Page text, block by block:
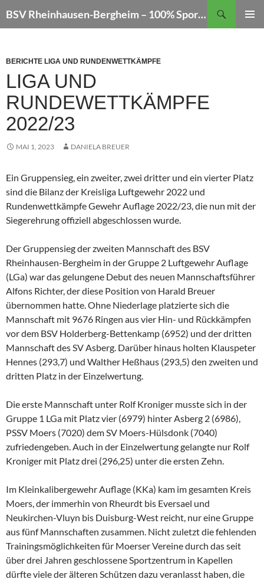
Inhalt
BSV Rheinhausen-Bergheim – 100% Sportschießen
BERICHTE LIGA UND RUNDENWETTKÄMPFE
LIGA UND
RUNDEWETTKÄMPFE
2022/23
MAI 1, 2023 DANIELA BREUER
Ein Gruppensieg, ein zweiter, zwei dritter und ein vierter Platz
sind die Bilanz der Kreisliga Luftgewehr 2022 und
Rundenwettkämpfe Gewehr Auflage 2022/23, die nun mit der
Siegerehrung offiziell abgeschlossen wurde.
Der Gruppensieg der zweiten Mannschaft des BSV
Rheinhausen-Bergheim in der Gruppe 2 Luftgewehr Auflage
(LGa) war das gelungene Debut des neuen Mannschaftsführer
Alfons Richter, der diese Position von Harald Breuer
übernommen hatte. Ohne Niederlage platzierte sich die
Mannschaft mit 9676 Ringen aus vier Hin- und Rückkämpfen
vor dem BSV Holderberg-Bettenkamp (6952) und der dritten
Mannschaft des SV Asberg. Darüber hinaus holten Klauspeter
Hennes (293,7) und Walther Heßhaus (293,5) den zweiten und
dritten Platz in der Einzelwertung.
Die erste Mannschaft unter Rolf Kroniger musste sich in der
Gruppe 1 LGa mit Platz vier (6979) hinter Asberg 2 (6986),
PSSV Moers (7020) dem SV Moers-Hülsdonk (7040)
zufriedengeben. Auch in der Einzelwertung gelangte nur Rolf
Kroniger mit Platz drei (296,25) unter die ersten Zehn.
Im Kleinkalibergewehr Auflage (KKa) kam im gesamten Kreis
Moers, der immerhin von Rheurdt bis Eversael und
Neukirchen-Vluyn bis Duisburg-West reicht, nur eine Gruppe
aus fünf Mannschaften zusammen. Nicht zuletzt die fehlenden
Trainingsmöglichkeiten für Moerser Vereine durch das seit
über drei Jahren geschlossene Sportzentrum in Kapellen
dürfte viele der älteren Schützen dazu veranlasst haben, die